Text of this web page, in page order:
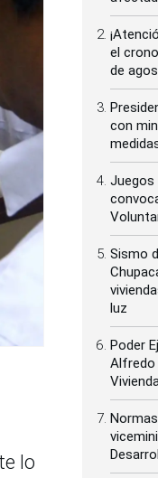
lo
el
de
con
Juegos
Sismo
luz
Poder
Alfredo